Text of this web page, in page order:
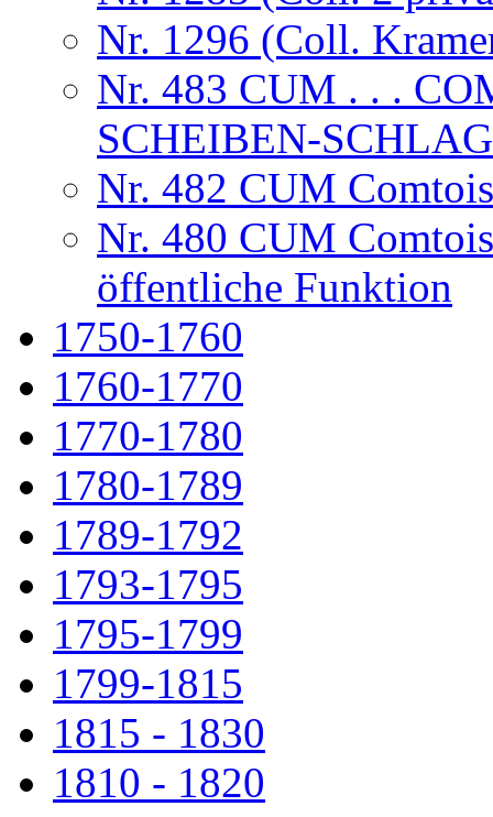
Nr. 1296 (Coll.
Nr. 483 CUM . . .
SCHEIBEN-
Nr. 482 CUM
Nr. 480 CUM
öffentliche Funktion
1750-1760
1760-1770
1770-1780
1780-1789
1789-1792
1793-1795
1795-1799
1799-1815
1815 - 1830
1810 - 1820